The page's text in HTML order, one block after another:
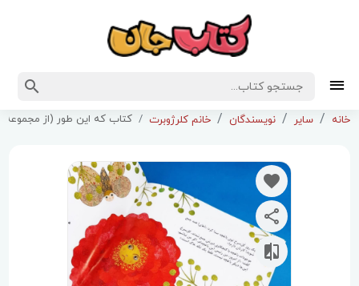
خانه سایر نویسندگان خانم کلرژوبرت کتاب که این طور (از مجموعه 8جلدی داستانهای تخیلی بامفهوم قرآنی )